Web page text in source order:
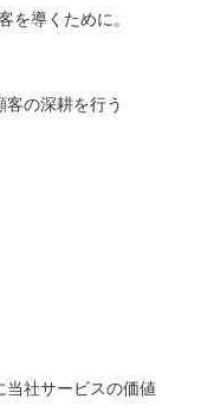
を導くために。
の深耕を行う
当社サービスの価値